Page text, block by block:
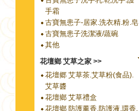
手霜
古寶無患子-居家.洗衣精.粉.皂
古寶無患子洗潔液/蔬碗
其他
花壇鄉 艾草之家 >>
花壇郷 艾草茶.艾草粉(食品).
艾草醬
花壇鄉 艾草禮盒
花壇鄉 防護薰香.防護液.環香.